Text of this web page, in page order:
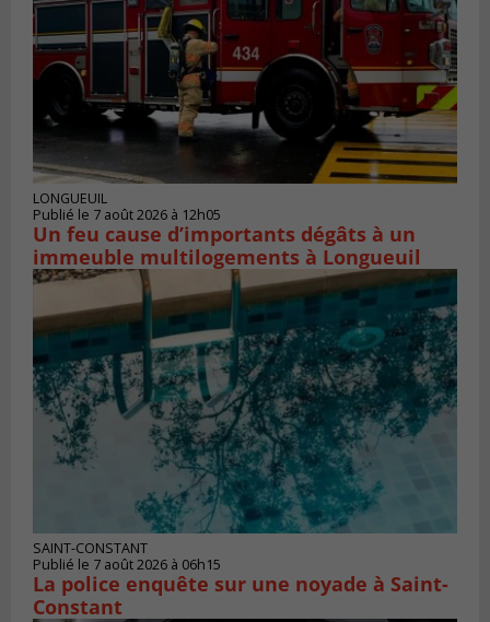
LONGUEUIL
Publié le 7 août 2026 à 12h05
Un feu cause d’importants dégâts à un
immeuble multilogements à Longueuil
SAINT-CONSTANT
Publié le 7 août 2026 à 06h15
La police enquête sur une noyade à Saint-
Constant